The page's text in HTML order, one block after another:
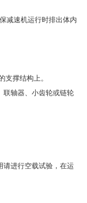
减速机运行时排出体内
支撑结构上。
联轴器、小齿轮或链轮
请进行空载试验，在运